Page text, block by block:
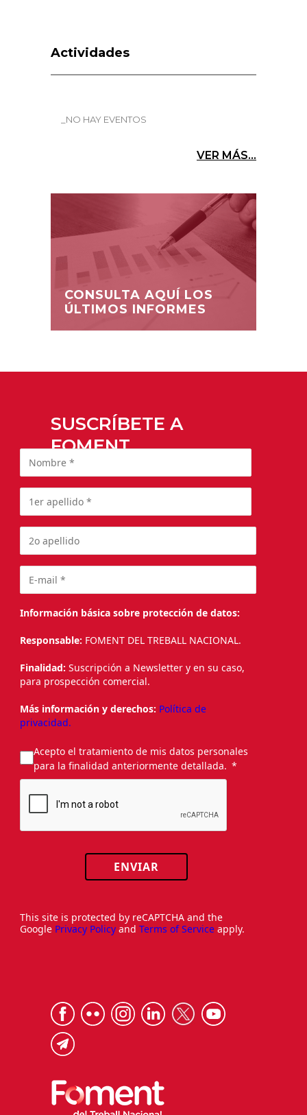
Actividades
_NO HAY EVENTOS
VER MÁS...
CONSULTA AQUÍ LOS
ÚLTIMOS INFORMES
SUSCRÍBETE A
FOMENT
Información básica sobre protección de datos:
Responsable: FOMENT DEL TREBALL NACIONAL.
Finalidad: Suscripción a Newsletter y en su caso,
para prospección comercial.
Más información y derechos: Política de
privacidad.
Acepto el tratamiento de mis datos personales
para la finalidad anteriormente detallada.
ENVIAR
This site is protected by reCAPTCHA and the
Google Privacy Policy and Terms of Service apply.